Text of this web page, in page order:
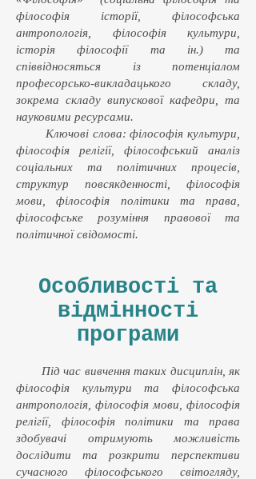
філософія історії, філософська
антропологія, філософія культури,
історія філософії та ін.) та
співвідносяться із потенціалом
професорсько-викладацького складу,
зокрема складу випускової кафедри, та
науковими ресурсами.
Ключові слова: філософія культури,
філософія релігії, філософський аналіз
соціальних та політичних процесів,
структур повсякденності, філософія
мови, філософія політики та права,
філософське розуміння правової та
політичної свідомості.
Особливості та
відмінності
програми
Під час вивчення таких дисциплін, як
філософія культури та філософська
антропологія, філософія мови, філософія
релігії, філософія політики та права
здобувачі отримують можливість
дослідити та розкрити перспективи
сучасного філософського світогляду,